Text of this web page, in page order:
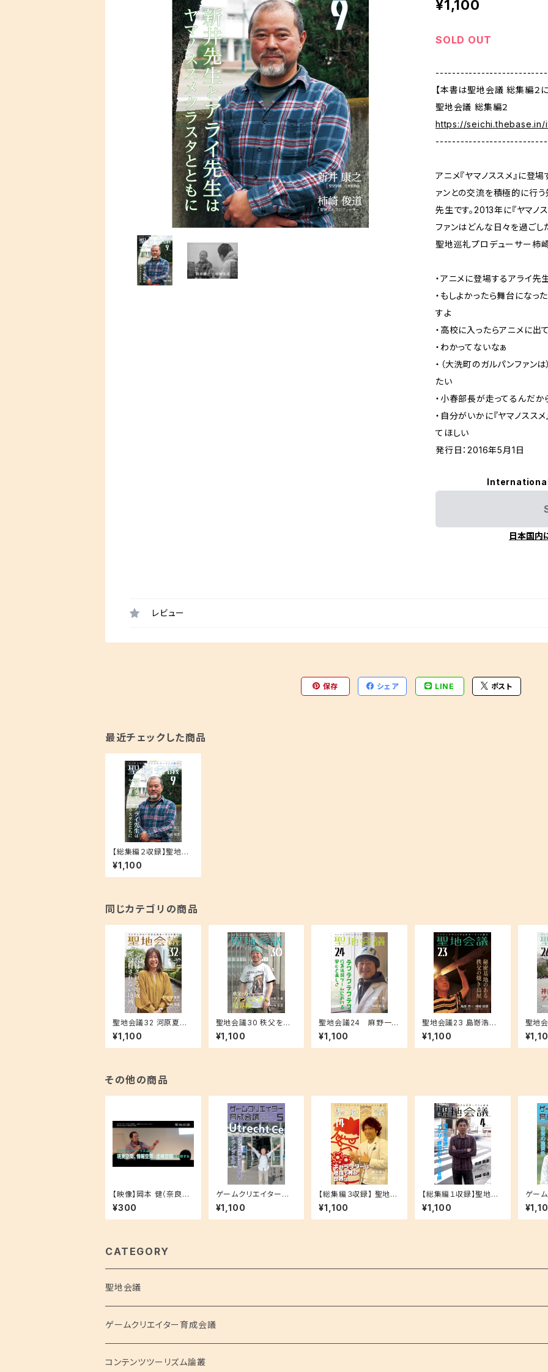
¥1,100
SOLD OUT
【本書は聖地会議 総集編２
聖地会議 総集編２
https://seichi.thebase.in/
アニメ『ヤマノススメ』に登
ァンとの交流を積極的に行
先生です。2013年に『ヤマノ
ファンはどんな日々を過ご
聖地巡礼プロデューサー柿
・アニメに登場するアライ先
・もしよかったら舞台になっ
すよ
・高校に入ったらアニメに
・わかってないなぁ
・（大洗町のガルパンファン
たい
・小春部長が走ってるんだか
・自分がいかに『ヤマノスス
てほしい
発行日：2016年5月1日
日本国内
レビュー
保存 シェア LINE ポスト
最近チェックした商品
【総集編２収録】聖地会
議９ 新井康之 聖望学園
日本史教師 「新井先生
とアライ先生は ヤマノ
¥1,100
同じカテゴリの商品
聖地会議32 河原夏季
「取材される地域 取
材されない地域」
¥1,100
聖地会議30 秩父を跨ぐ
ファンと公式の境界線
¥1,100
聖地会議24 麻野一哉
（ゲームクリエイター）
「テクテクテクテク 位置
情報ゲームにおける安
¥1,100
聖地会議23 島嵜浩一
（まめちゃん家） 秘密基
地のある秩父の焼き鳥
屋
¥1,100
聖地
（神田
田明神
ング」
その他の商品
【映像】岡本 健（奈良県
立大学 地域創造学部
准教授） 聖地巡礼セミ
ナー 2017.9.25 コンテ
して、ゾンビ―
¥300
ゲームクリエイター育
成会議５ 岸本好弘（遊
びと学び研究所）遊び
と学びの研究者 オラン
¥1,100
【総集編３収録】 聖地会
議14 椎木隆太 株式会
社ディー・エル・イー 代
表取締役CEO & Foun
¥1,100
【総集編１収録】聖地会
議４ 安彦剛志（ソニー
企業株式会社コンテン
ツツーリズム課「舞台め
¥1,100
ゲー
成会
筆家・
ーム
CATEGORY
聖地会議
聖地会議シリーズ
聖地会議 総集編
ゲームクリエイター育成会議
コンテンツツーリズム論叢